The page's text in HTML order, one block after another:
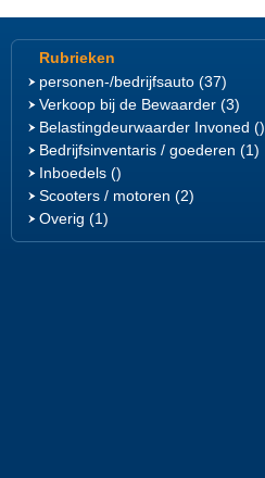
Rubrieken
personen-/bedrijfsauto (37)
Verkoop bij de Bewaarder (3)
Belastingdeurwaarder Invoned ()
Bedrijfsinventaris / goederen (1)
Inboedels ()
Scooters / motoren (2)
Overig (1)